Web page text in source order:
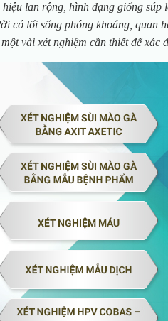
lan rộng, hình dạng giống súp
có lối sống phóng khoáng, quan
vài xét nghiệm cần thiết để xác
THẦY THUỐC ƯU
TÚ, BSCKII
LÊ VĂN HỐT
Chuyên khoa:
Ngoại Tiết niệu